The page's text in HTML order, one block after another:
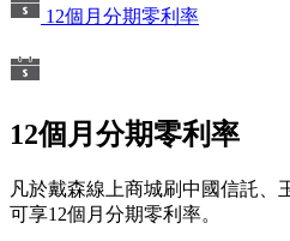
12個月分期零利率
12個月分期零利率
凡於戴森線上商城刷中國信託、
可享12個月分期零利率。